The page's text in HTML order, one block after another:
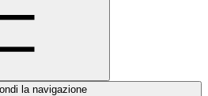
la navigazione